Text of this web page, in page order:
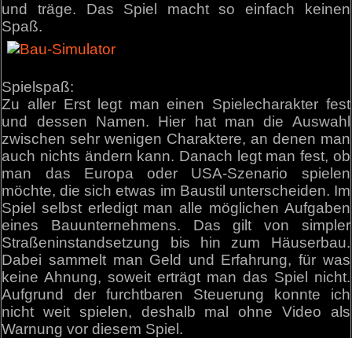
und träge. Das Spiel macht so einfach keinen
Spaß.
Spielspaß:
Zu aller Erst legt man einen Spielecharakter fest
und dessen Namen. Hier hat man die Auswahl
zwischen sehr wenigen Charaktere, an denen man
auch nichts ändern kann. Danach legt man fest, ob
man das Europa oder USA-Szenario spielen
möchte, die sich etwas im Baustil unterscheiden. Im
Spiel selbst erledigt man alle möglichen Aufgaben
eines Bauunternehmens. Das gilt von simpler
Straßeninstandsetzung bis hin zum Häuserbau.
Dabei sammelt man Geld und Erfahrung, für was
keine Ahnung, soweit erträgt man das Spiel nicht.
Aufgrund der furchtbaren Steuerung konnte ich
nicht weit spielen, deshalb mal ohne Video als
Warnung vor diesem Spiel.